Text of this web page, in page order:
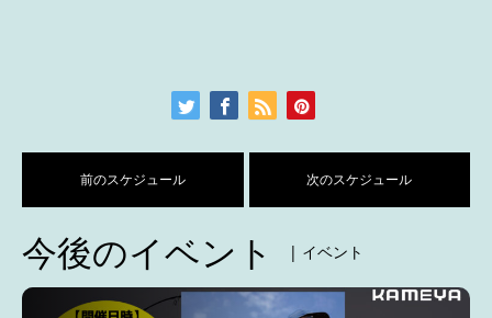
前のスケジュール 次のスケジュール
今後のイベント | イベント